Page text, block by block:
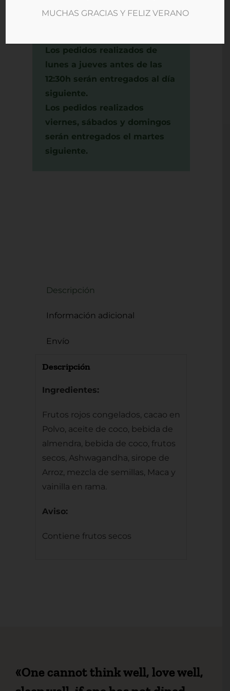
saciar el hambre.
Los pedidos realizados de
lunes a jueves antes de las
12:30h serán entregados al día
siguiente.
Los pedidos realizados
viernes, sábados y domingos
serán entregados el martes
siguiente.
Descripción
Información adicional
Envío
Descripción
Ingredientes:
Frutos rojos congelados, cacao en
Polvo, aceite de coco, bebida de
almendra, bebida de coco, frutos
secos, Ashwagandha, sirope de
Arroz, mezcla de semillas, Maca y
vainilla en rama.
Aviso:
Contiene frutos secos
«One cannot think well, love well,
MUCHAS GRACIAS Y FELIZ VERANO